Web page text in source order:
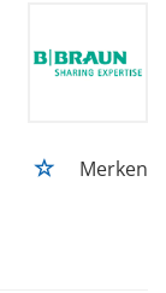
Merken